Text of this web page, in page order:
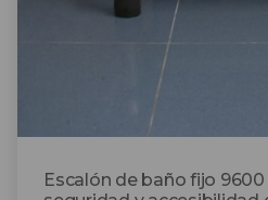
Escalón de baño fijo 9600